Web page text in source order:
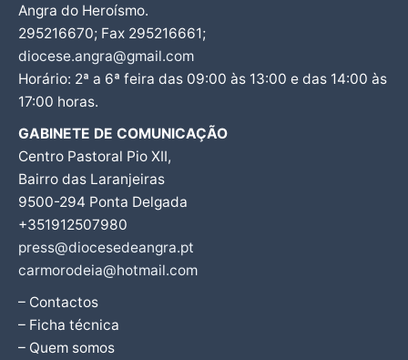
Angra do Heroísmo.
295216670; Fax 295216661;
diocese.angra@gmail.com
Horário: 2ª a 6ª feira das 09:00 às 13:00 e das 14:00 às
17:00 horas.
GABINETE DE COMUNICAÇÃO
Centro Pastoral Pio XII,
Bairro das Laranjeiras
9500-294 Ponta Delgada
+351912507980
press@diocesedeangra.pt
carmorodeia@hotmail.com
– Contactos
– Ficha técnica
– Quem somos